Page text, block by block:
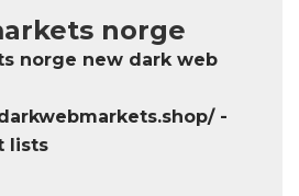
norge
norge new dark web
-
lists